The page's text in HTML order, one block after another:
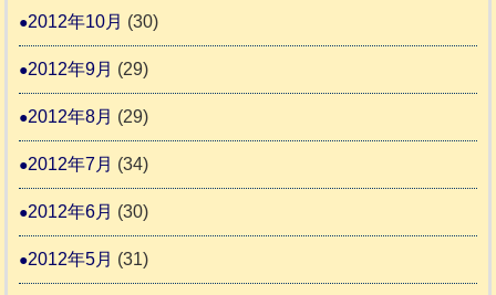
2012年10月 (30)
2012年9月 (29)
2012年8月 (29)
2012年7月 (34)
2012年6月 (30)
2012年5月 (31)